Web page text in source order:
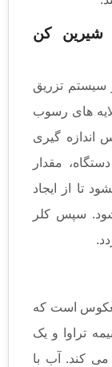
شیرین کن
سیستم تزریق
های رسوب
اندازه گیری
مقدار
تا از ایجاد
سپس کلر
است که
تراوا و یک
حذف می کند. آب با